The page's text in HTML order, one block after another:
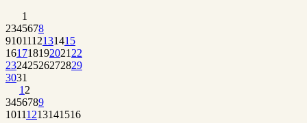
1
2345678
9101112131415
161718192021 22
23242526272829
3031
1 2
3456789
10111213141516